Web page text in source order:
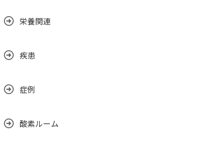
栄養関連
疾患
症例
酸素ルーム